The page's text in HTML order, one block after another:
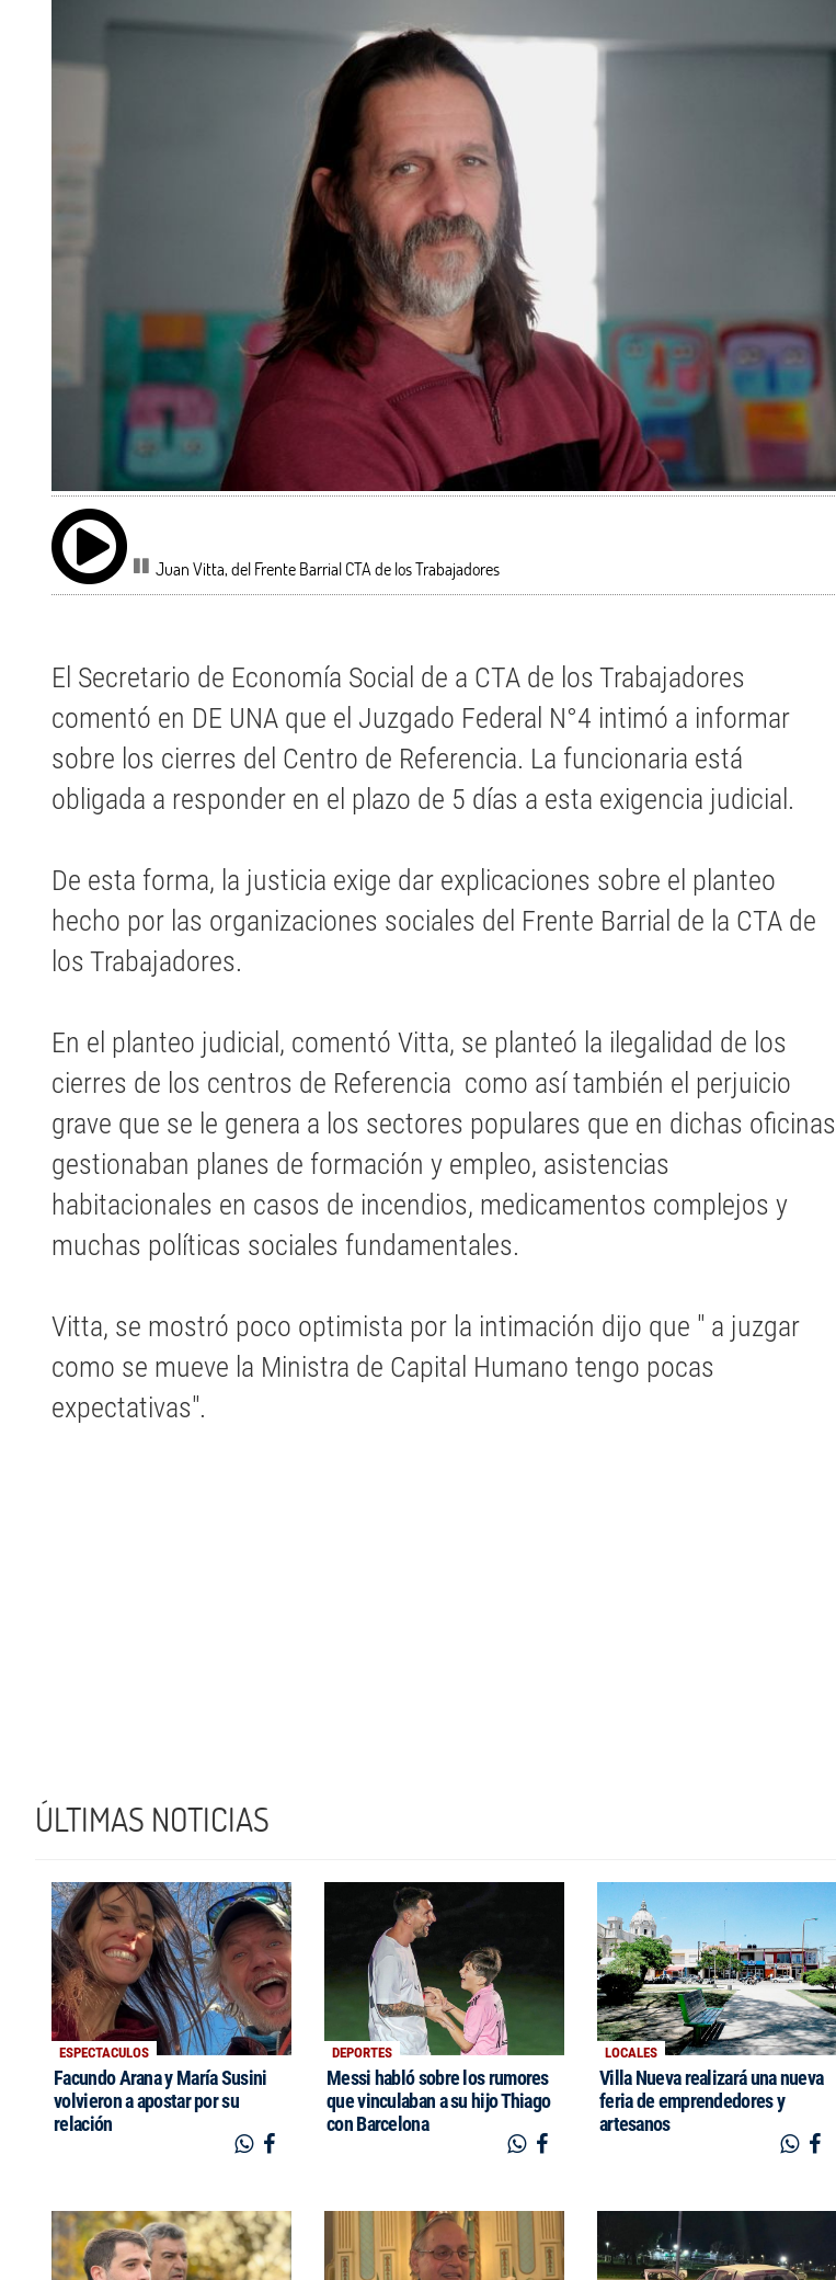
Juan Vitta, del Frente Barrial CTA de los Trabajadores
El Secretario de Economía Social de a CTA de los Trabajadores
comentó en DE UNA que el Juzgado Federal N°4 intimó a informar
sobre los cierres del Centro de Referencia. La funcionaria está
obligada a responder en el plazo de 5 días a esta exigencia judicial.
De esta forma, la justicia exige dar explicaciones sobre el planteo
hecho por las organizaciones sociales del Frente Barrial de la CTA de
los Trabajadores.
En el planteo judicial, comentó Vitta, se planteó la ilegalidad de los
cierres de los centros de Referencia como así también el perjuicio
grave que se le genera a los sectores populares que en dichas oficinas
gestionaban planes de formación y empleo, asistencias
habitacionales en casos de incendios, medicamentos complejos y
muchas políticas sociales fundamentales.
Vitta, se mostró poco optimista por la intimación dijo que " a juzgar
como se mueve la Ministra de Capital Humano tengo pocas
expectativas".
ÚLTIMAS NOTICIAS
ESPECTACULOS
Facundo Arana y María Susini
volvieron a apostar por su
relación
DEPORTES
Messi habló sobre los rumores
que vinculaban a su hijo Thiago
con Barcelona
LOCALES
Villa Nueva realizará una nueva
feria de emprendedores y
artesanos